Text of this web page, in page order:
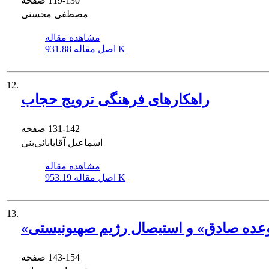
مصطفی محسنی
مشاهده مقاله
اصل مقاله 931.88 K
12.
راهکارهای فرهنگی ترویج حجاب
131-142
اسماعیل آقابابائی‌بنی
مشاهده مقاله
اصل مقاله 953.19 K
13.
صادق» و استیصال رژیم صهیونیستی
143-154